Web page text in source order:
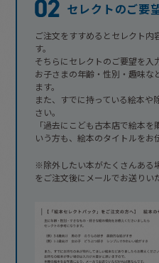
セレクトのご要
ご注文をすすめるとセレクト内
す。
そちらにセレクトのご要望を入
お子さまの年齢・性別・趣味な
ます。
また、すでに持っている絵本や
さい。
「過去にこども古本店で絵本
いう方も、絵本のタイトルをお
※除外したい本がたくさんある
をご注文後にメールでお送りい